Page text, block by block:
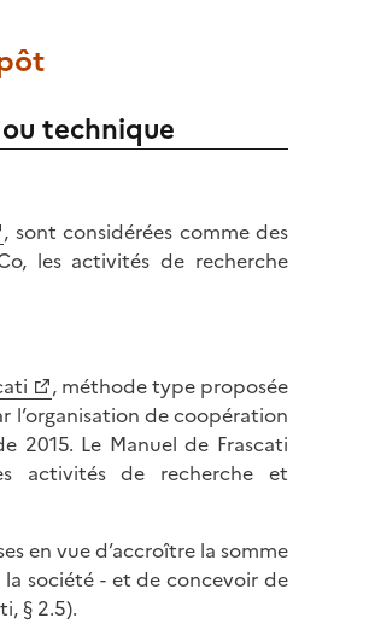
technique
, sont considérées comme des
les activités de recherche
, méthode type proposée
l’organisation de coopération
Le Manuel de Frascati
activités de recherche et
en vue d’accroître la somme
société - et de concevoir de
§ 2.5).